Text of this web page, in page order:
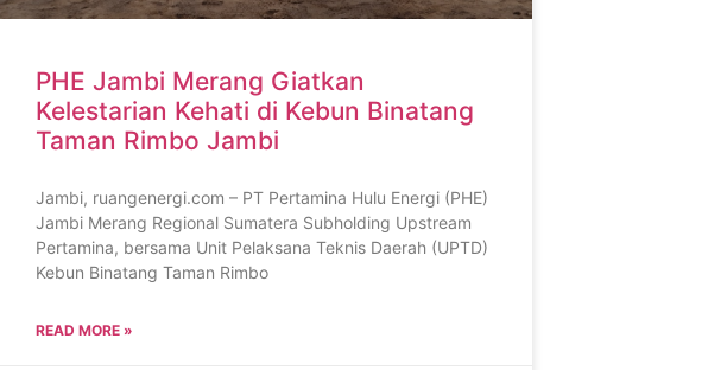
PHE Jambi Merang Giatkan
Kelestarian Kehati di Kebun Binatang
Taman Rimbo Jambi
Jambi, ruangenergi.com – PT Pertamina Hulu Energi (PHE)
Jambi Merang Regional Sumatera Subholding Upstream
Pertamina, bersama Unit Pelaksana Teknis Daerah (UPTD)
Kebun Binatang Taman Rimbo
READ MORE »